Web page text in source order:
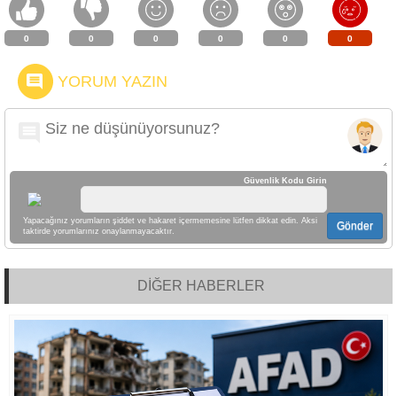
0 0 0 0 0 0
YORUM YAZIN
Güvenlik Kodu Girin
Yapacağınız yorumların şiddet ve hakaret içermemesine lütfen dikkat edin. Aksi
taktirde yorumlarınız onaylanmayacaktır.
Gönder
DİĞER HABERLER